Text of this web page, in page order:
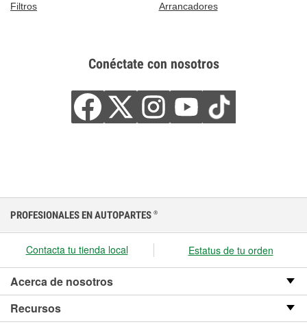
Filtros
Arrancadores
Conéctate con nosotros
PROFESIONALES EN AUTOPARTES ®
Contacta tu tienda local Estatus de tu orden
Acerca de nosotros
Recursos